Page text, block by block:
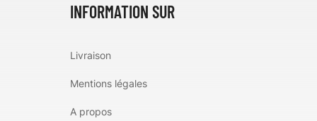
INFORMATION SUR
Livraison
Mentions légales
A propos